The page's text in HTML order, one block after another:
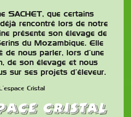
SACHET, que certains
rencontré lors de notre
présente son élevage de
du Mozambique. Elle
de nous parler, lors d’une
de son élevage et nous
sur ses projets d’éleveur.
Cristal
Cristal